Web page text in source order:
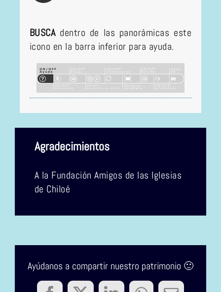
BUSCA dentro de las panorámicas este
icono en la barra inferior para ayuda.
Agradecimientos
A la Fundación Amigos de las Iglesias
de Chiloé
Ayúdanos a compartir nuestro patrimonio 🙂